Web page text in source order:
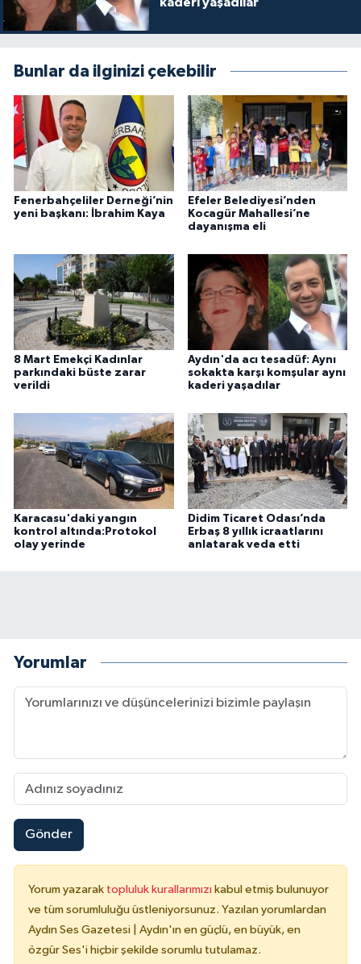
kaderi yaşadılar
Bunlar da ilginizi çekebilir
Fenerbahçeliler Derneği’nin
yeni başkanı: İbrahim Kaya
Efeler Belediyesi’nden
Kocagür Mahallesi’ne
dayanışma eli
8 Mart Emekçi Kadınlar
parkındaki büste zarar
verildi
Aydın'da acı tesadüf: Aynı
sokakta karşı komşular aynı
kaderi yaşadılar
Karacasu'daki yangın
kontrol altında:Protokol
olay yerinde
Didim Ticaret Odası’nda
Erbaş 8 yıllık icraatlarını
anlatarak veda etti
Yorumlar
Gönder
Yorum yazarak topluluk kurallarımızı kabul etmiş bulunuyor
ve tüm sorumluluğu üstleniyorsunuz. Yazılan yorumlardan
Aydın Ses Gazetesi | Aydın'ın en güçlü, en büyük, en
özgür Ses'i hiçbir şekilde sorumlu tutulamaz.